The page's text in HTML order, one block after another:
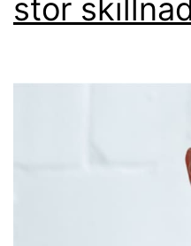
stor